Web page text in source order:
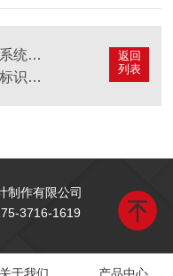
返回
列表
标识牌厂家：学校导视系统标识牌设计
标识牌厂家在制作医院标识标牌设计中要注意5大原则
制作有限公司
3716-1619
关于我们 产品中心